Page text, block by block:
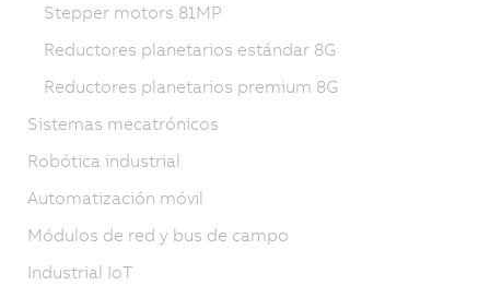
Stepper motors 81MP
Reductores planetarios estándar 8G
Reductores planetarios premium 8G
Sistemas mecatrónicos
Robótica industrial
Automatización móvil
Módulos de red y bus de campo
Industrial IoT